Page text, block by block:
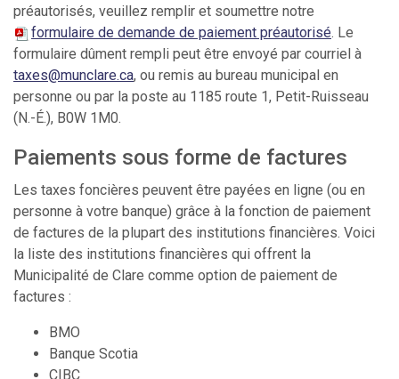
préautorisés, veuillez remplir et soumettre notre
formulaire de demande de paiement préautorisé. Le
formulaire dûment rempli peut être envoyé par courriel à
taxes@munclare.ca, ou remis au bureau municipal en
personne ou par la poste au 1185 route 1, Petit-Ruisseau
(N.-É.), B0W 1M0.
Paiements sous forme de factures
Les taxes foncières peuvent être payées en ligne (ou en
personne à votre banque) grâce à la fonction de paiement
de factures de la plupart des institutions financières. Voici
la liste des institutions financières qui offrent la
Municipalité de Clare comme option de paiement de
factures :
BMO
Banque Scotia
CIBC